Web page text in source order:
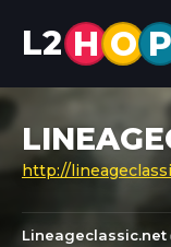
L2 H O P
http://
Lineageclassic.net